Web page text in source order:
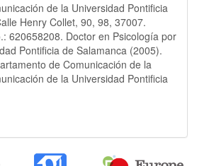
de la Universidad Pontificia
Henry Collet, 90, 98, 37007.
620658208. Doctor en Psicología por
Pontificia de Salamanca (2005).
de Comunicación de la
de la Universidad Pontificia